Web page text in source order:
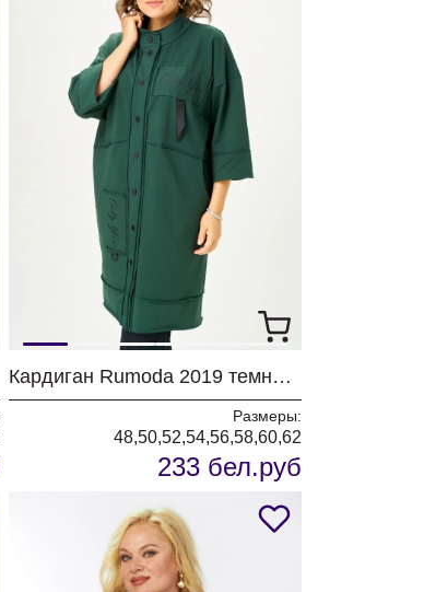
Кардиган Rumoda 2019 темно-зеленый
Размеры:
48,50,52,54,56,58,60,62
233 бел.руб